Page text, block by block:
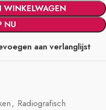
NU
aan verlanglijst
, Radiografisch